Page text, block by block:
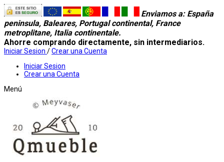
Enviamos a: España
peninsula, Baleares, Portugal continental, France
metroplitane, Italia continentale.
Ahorre comprando directamente, sin intermediarios.
Iniciar Sesion /Crear una Cuenta
Iniciar Sesion
Crear una Cuenta
Menú